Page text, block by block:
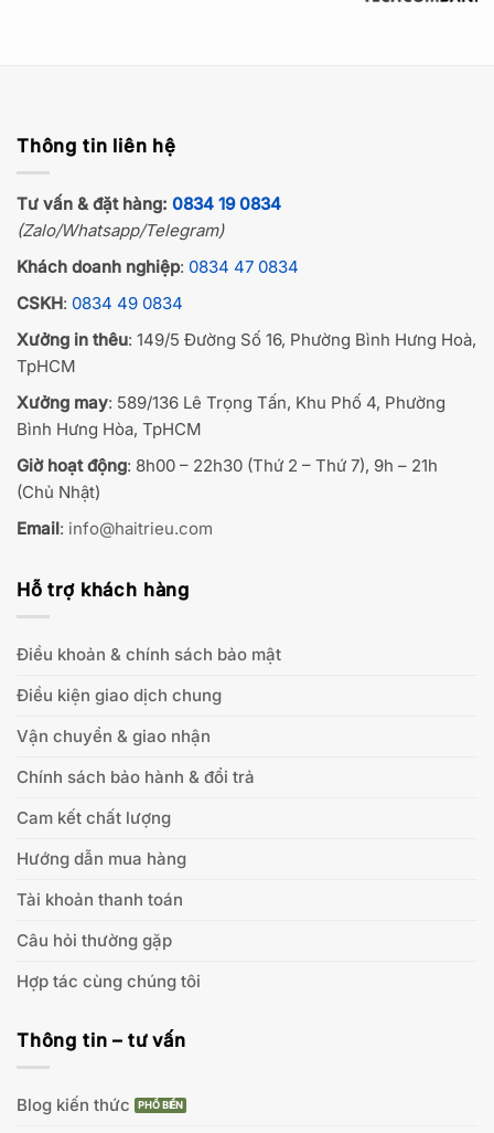
Thông tin liên hệ
Tư vấn & đặt hàng: 0834 19 0834
(Zalo/Whatsapp/Telegram)
Khách doanh nghiệp: 0834 47 0834
CSKH: 0834 49 0834
Xưởng in thêu: 149/5 Đường Số 16, Phường Bình Hưng Hoà,
TpHCM
Xưởng may: 589/136 Lê Trọng Tấn, Khu Phố 4, Phường
Bình Hưng Hòa, TpHCM
Giờ hoạt động: 8h00 – 22h30 (Thứ 2 – Thứ 7), 9h – 21h
(Chủ Nhật)
Email: info@haitrieu.com
Hỗ trợ khách hàng
Điều khoản & chính sách bảo mật
Điều kiện giao dịch chung
Vận chuyển & giao nhận
Chính sách bảo hành & đổi trả
Cam kết chất lượng
Hướng dẫn mua hàng
Tài khoản thanh toán
Câu hỏi thường gặp
Hợp tác cùng chúng tôi
Thông tin – tư vấn
Blog kiến thức